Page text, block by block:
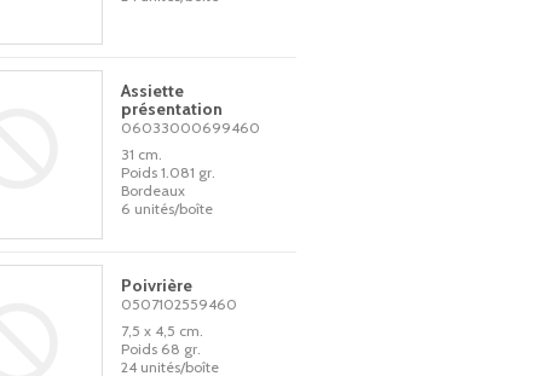
Assiette
présentation
06033000699460
31 cm.
Poids 1.081 gr.
Bordeaux
6 unités/boîte
Poivrière
0507102559460
7,5 x 4,5 cm.
Poids 68 gr.
24 unités/boîte